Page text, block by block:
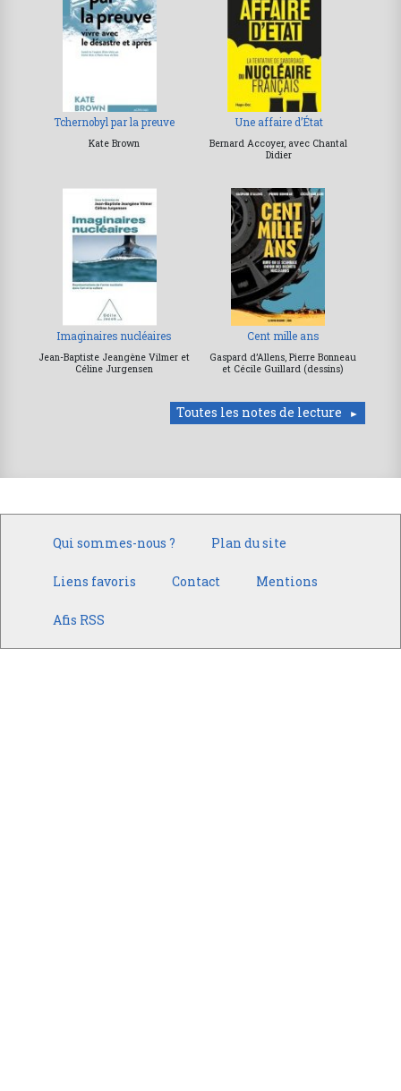
Tchernobyl par la preuve
Kate Brown
Une affaire d’État
Bernard Accoyer, avec Chantal
Didier
Imaginaires nucléaires
Jean-Baptiste Jeangène Vilmer et
Céline Jurgensen
Cent mille ans
Gaspard d’Allens, Pierre Bonneau
et Cécile Guillard (dessins)
Toutes les notes de lecture
Qui sommes-nous ? Plan du site
Liens favoris Contact Mentions
Afis RSS